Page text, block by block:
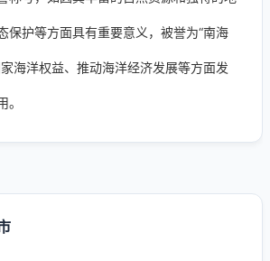
保护等方面具有重要意义，被誉为“南海
海洋权益、推动海洋经济发展等方面发